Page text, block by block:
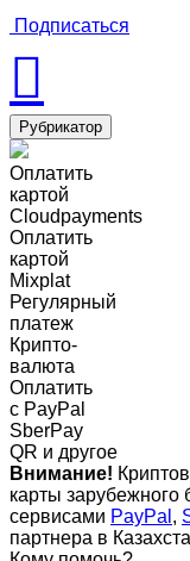
Подписаться
Рубрикатор
Оплатить
картой
Cloudpayments
Оплатить
картой
Mixplat
Регулярный
платеж
Крипто-
валюта
Оплатить
c PayPal
SberPay
QR и другое
Внимание!
карты зарубежного
сервисами PayPal ,
партнера в